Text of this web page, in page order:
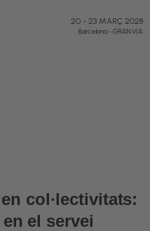
20 - 23 MARÇ 2028
Barcelona-GRAN VIA
col·lectivitats:
el servei